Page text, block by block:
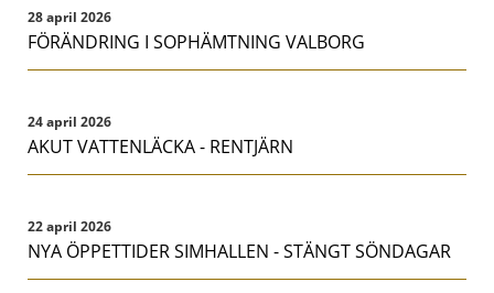
28 april 2026
FÖRÄNDRING I SOPHÄMTNING VALBORG
24 april 2026
AKUT VATTENLÄCKA - RENTJÄRN
22 april 2026
NYA ÖPPETTIDER SIMHALLEN - STÄNGT SÖNDAGAR